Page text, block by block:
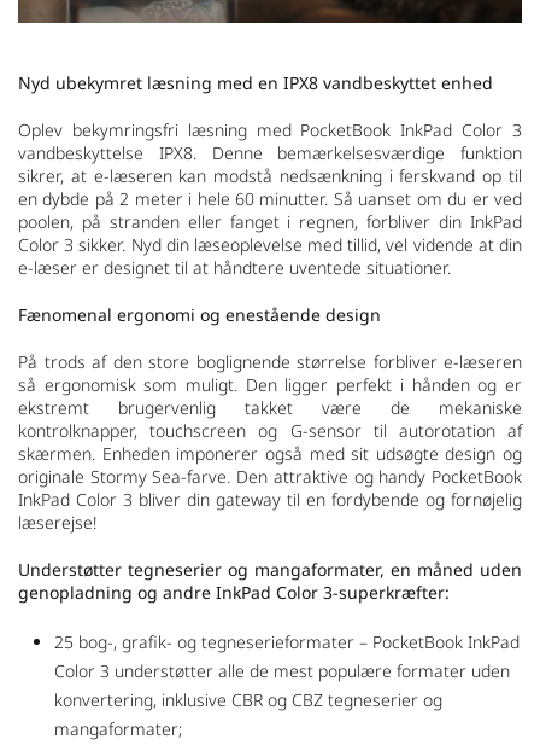
Nyd ubekymret læsning med en IPX8 vandbeskyttet enhed
Oplev bekymringsfri læsning med PocketBook InkPad Color 3
vandbeskyttelse IPX8. Denne bemærkelsesværdige funktion
sikrer, at e-læseren kan modstå nedsænkning i ferskvand op til
en dybde på 2 meter i hele 60 minutter. Så uanset om du er ved
poolen, på stranden eller fanget i regnen, forbliver din InkPad
Color 3 sikker. Nyd din læseoplevelse med tillid, vel vidende at din
e-læser er designet til at håndtere uventede situationer.
Fænomenal ergonomi og enestående design
På trods af den store boglignende størrelse forbliver e-læseren
så ergonomisk som muligt. Den ligger perfekt i hånden og er
ekstremt brugervenlig takket være de mekaniske
kontrolknapper, touchscreen og G-sensor til autorotation af
skærmen. Enheden imponerer også med sit udsøgte design og
originale Stormy Sea-farve. Den attraktive og handy PocketBook
InkPad Color 3 bliver din gateway til en fordybende og fornøjelig
læserejse!
Understøtter tegneserier og mangaformater, en måned uden
genopladning og andre InkPad Color 3-superkræfter:
25 bog-, grafik- og tegneserieformater – PocketBook InkPad
Color 3 understøtter alle de mest populære formater uden
konvertering, inklusive CBR og CBZ tegneserier og
mangaformater;